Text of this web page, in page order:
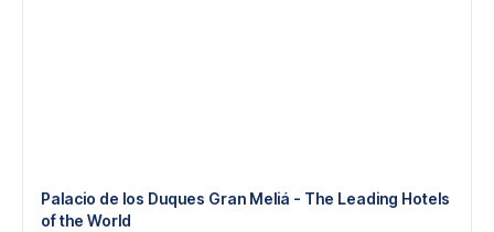
Palacio de los Duques Gran Meliá - The Leading Hotels
of the World